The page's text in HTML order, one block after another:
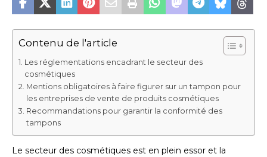
Contenu de l'article
Les réglementations encadrant le secteur des
cosmétiques
Mentions obligatoires à faire figurer sur un tampon pour
les entreprises de vente de produits cosmétiques
Recommandations pour garantir la conformité des
tampons
Le secteur des cosmétiques est en plein essor et la